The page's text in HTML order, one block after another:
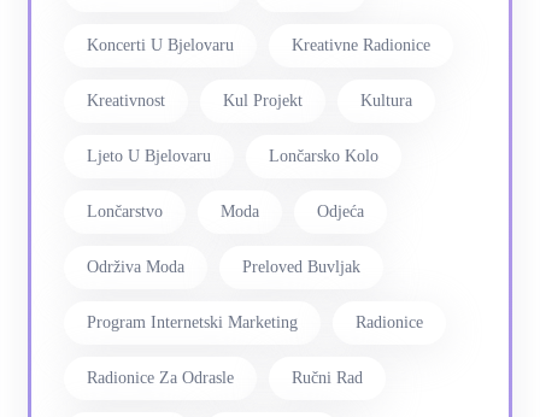
Koncerti U Bjelovaru Kreativne Radionice
Kreativnost Kul Projekt Kultura
Ljeto U Bjelovaru Lončarsko Kolo
Lončarstvo Moda Odjeća
Održiva Moda Preloved Buvljak
Program Internetski Marketing Radionice
Radionice Za Odrasle Ručni Rad